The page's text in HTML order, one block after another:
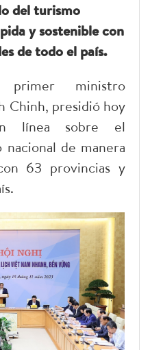
del turismo
y sostenible con
de todo el país.
ministro
Chinh, presidió hoy
línea sobre el
de manera
63 provincias y